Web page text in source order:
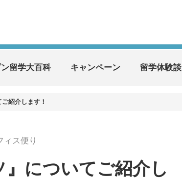
留学大百科 キャンペーン 留学体験談
紹介します！
ィス便り
についてご紹介し